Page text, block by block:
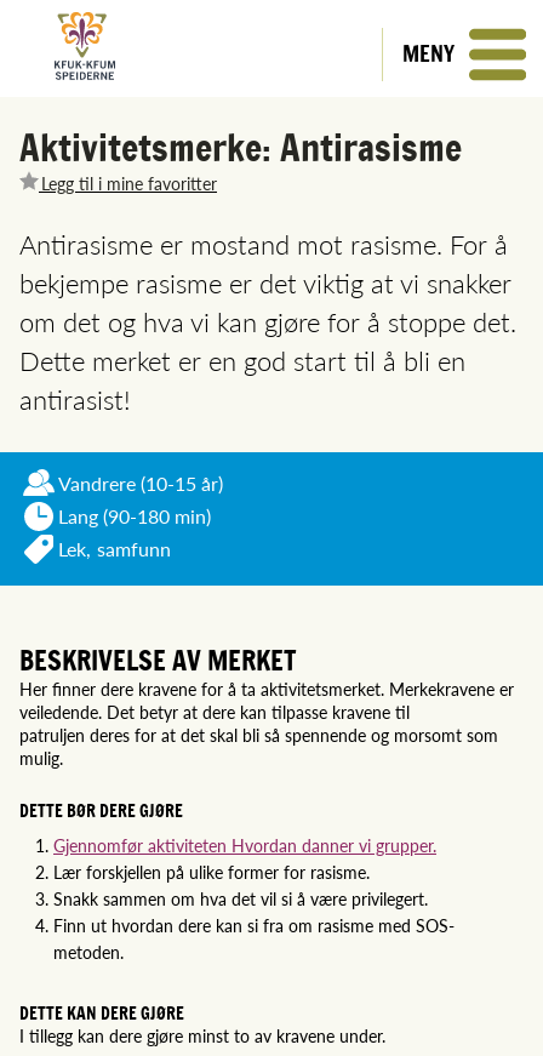
MENY
Aktivitetsmerke: Antirasisme
Legg til i mine favoritter
Antirasisme er mostand mot rasisme. For å
bekjempe rasisme er det viktig at vi snakker
om det og hva vi kan gjøre for å stoppe det.
Dette merket er en god start til å bli en
antirasist!
Vandrere(10-15 år)
Lang (90-180 min)
Lek, samfunn
BESKRIVELSE AV MERKET
Her finner dere kravene for å ta aktivitetsmerket. Merkekravene er
veiledende. Det betyr at dere kan tilpasse kravene til
patruljen deres for at det skal bli så spennende og morsomt som
mulig.
DETTE BØR DERE GJØRE
Gjennomfør aktiviteten Hvordan danner vi grupper.
Lær forskjellen på ulike former for rasisme.
Snakk sammen om hva det vil si å være privilegert.
Finn ut hvordan dere kan si fra om rasisme med SOS-
metoden.
DETTE KAN DERE GJØRE
I tillegg kan dere gjøre minst to av kravene under.